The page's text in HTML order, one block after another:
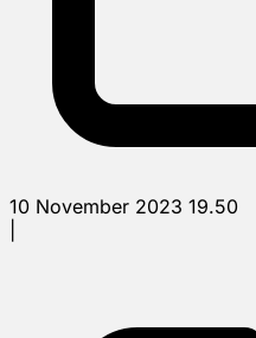
10 November 2023 19.50